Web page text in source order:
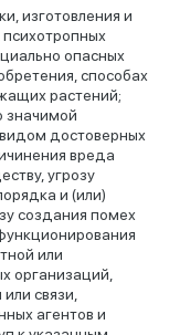
изготовления и
психотропных
опасных
способах
растений;
значимой
достоверных
вреда
угрозу
и (или)
создания помех
или
организаций,
связи,
агентов и